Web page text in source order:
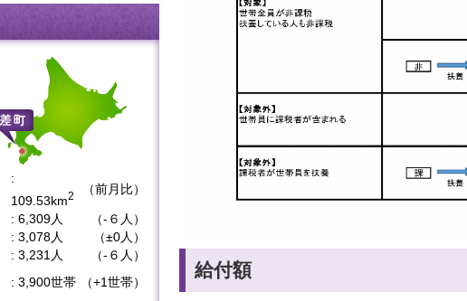
給付額
:
109.53km2 （前月比）
: 6,309人
（-６人）
: 3,078人
（±0人）
: 3,231人
（-６人）
: 3,900世帯
（+1世帯）